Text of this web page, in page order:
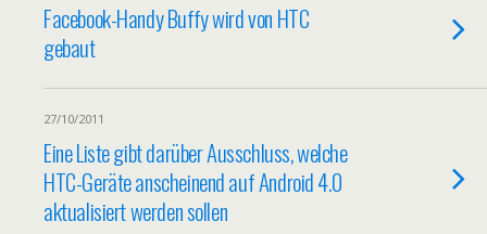
Facebook-Handy Buffy wird von HTC
gebaut
27/10/2011
Eine Liste gibt darüber Ausschluss, welche
HTC-Geräte anscheinend auf Android 4.0
aktualisiert werden sollen